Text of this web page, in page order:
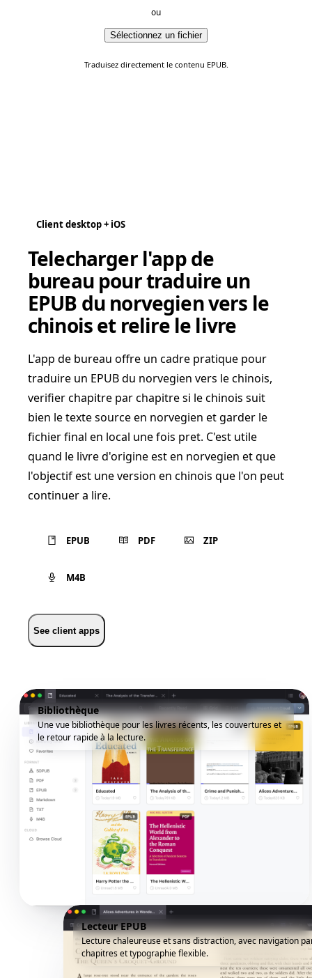
ou
Sélectionnez un fichier
Traduisez directement le contenu EPUB.
Client desktop + iOS
Telecharger l'app de
bureau pour traduire un
EPUB du norvegien vers le
chinois et relire le livre
L'app de bureau offre un cadre pratique pour
traduire un EPUB du norvegien vers le chinois,
verifier chapitre par chapitre si le chinois suit
bien le texte source en norvegien et garder le
fichier final en local une fois pret. C'est utile
quand le livre d'origine est en norvegien et que
l'objectif est une version en chinois que l'on peut
continuer a lire.
EPUB PDF ZIP
M4B
See client apps
Bibliothèque
Une vue bibliothèque pour les livres récents, les couvertures et
le retour rapide à la lecture.
Lecteur EPUB
Lecture chaleureuse et sans distraction, avec navigation
chapitres et typographie flexible.